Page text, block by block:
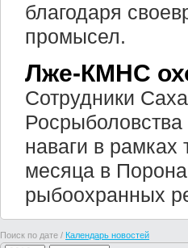
благодаря
промысел.
Лже-КМНС
Сотрудники
наваги в рамках
месяца в
рыбоохранных
Поиск по дате / Календарь новостей